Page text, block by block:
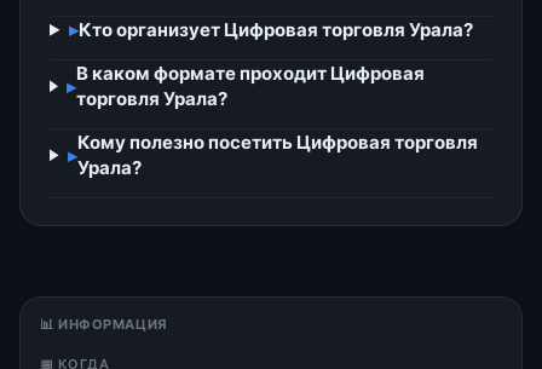
▸Кто организует Цифровая торговля Урала?
▸
В каком формате проходит Цифровая
торговля Урала?
▸
Кому полезно посетить Цифровая торговля
Урала?
📊 ИНФОРМАЦИЯ
📅 КОГДА